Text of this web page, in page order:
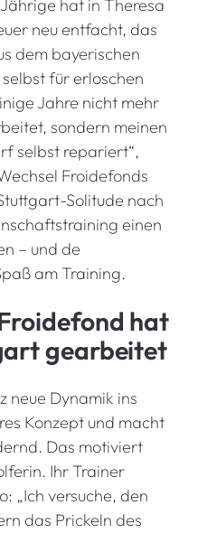
hat in Theresa
neu entfacht, das
dem bayerischen
für erloschen
Jahre nicht mehr
sondern meinen
selbst repariert“,
Froidefonds
Solitude nach
einen
– und de
am Training.
hat
gearbeitet
neue Dynamik ins
Konzept und macht
Das motiviert
Ihr Trainer
„Ich versuche, den
das Prickeln des